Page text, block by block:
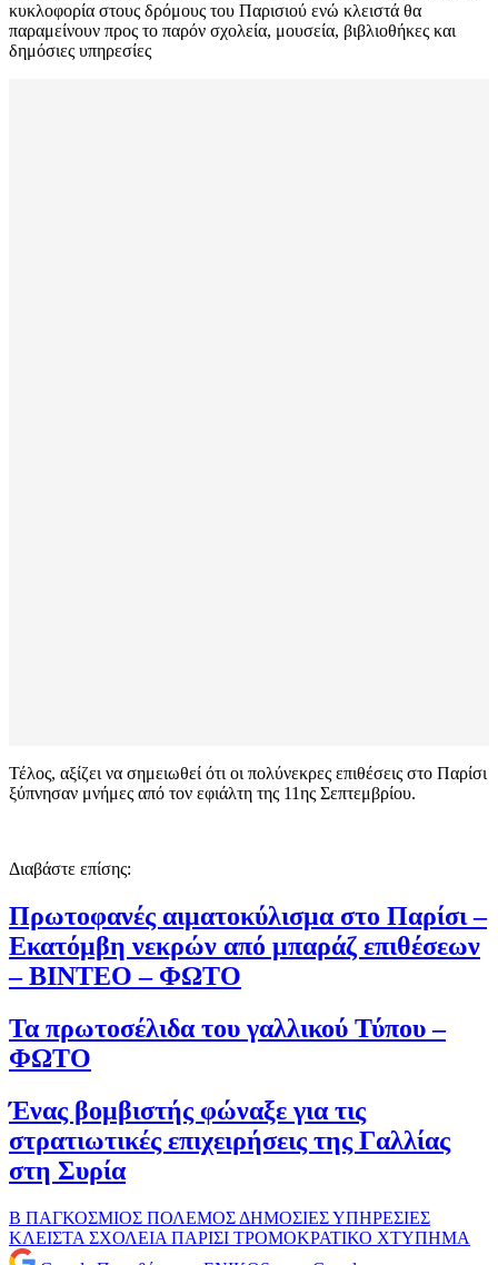
κυκλοφορία στους δρόμους του Παρισιού ενώ κλειστά θα
παραμείνουν προς το παρόν σχολεία, μουσεία, βιβλιοθήκες και
δημόσιες υπηρεσίες
Τέλος, αξίζει να σημειωθεί ότι οι πολύνεκρες επιθέσεις στο Παρίσι
ξύπνησαν μνήμες από τον εφιάλτη της 11ης Σεπτεμβρίου.
Διαβάστε επίσης:
Πρωτοφανές αιματοκύλισμα στο Παρίσι –
Εκατόμβη νεκρών από μπαράζ επιθέσεων
– ΒΙΝΤΕΟ – ΦΩΤΟ
Τα πρωτοσέλιδα του γαλλικού Τύπου –
ΦΩΤΟ
Ένας βομβιστής φώναξε για τις
στρατιωτικές επιχειρήσεις της Γαλλίας
στη Συρία
Β ΠΑΓΚΟΣΜΙΟΣ ΠΟΛΕΜΟΣ ΔΗΜΟΣΙΕΣ ΥΠΗΡΕΣΙΕΣ
ΚΛΕΙΣΤΑ ΣΧΟΛΕΙΑ ΠΑΡΙΣΙ ΤΡΟΜΟΚΡΑΤΙΚΟ ΧΤΥΠΗΜΑ